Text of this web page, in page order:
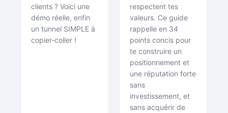
clients ? Voici une
démo réelle, enfin
un tunnel SIMPLE à
copier-coller !
respectent tes
valeurs. Ce guide
rappelle en 34
points concis pour
te construire un
positionnement et
une réputation forte
sans
investissement, et
sans acquérir de